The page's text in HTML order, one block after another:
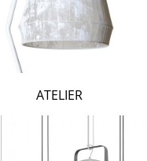
ATELIER